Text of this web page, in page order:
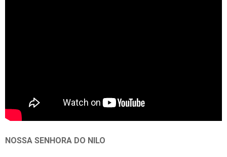
NOSSA SENHORA DO NILO